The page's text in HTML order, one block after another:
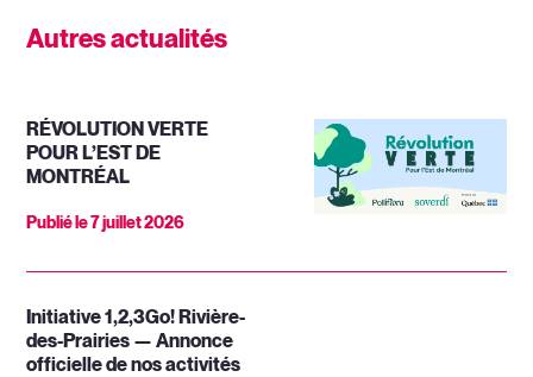
Autres actualités
RÉVOLUTION VERTE
POUR L’EST DE
MONTRÉAL
Publié le7 juillet 2026
Initiative 1,2,3Go! Rivière-
des-Prairies — Annonce
officielle de nos activités